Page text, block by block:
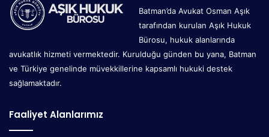
Batman’da Avukat Osman Aşık
tarafından kurulan Aşık Hukuk
Bürosu, hukuk alanlarında
avukatlık hizmeti vermektedir. Kurulduğu günden bu yana, Batman
ve Türkiye genelinde müvekkillerine kapsamlı hukuki destek
sağlamaktadır.
Faaliyet Alanlarımız